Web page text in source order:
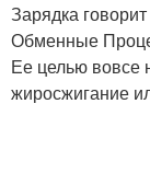
Зарядка
Обменные
Ее целью вовсе
жиросжигание